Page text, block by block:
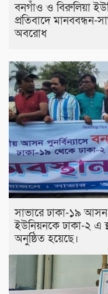
বনগাঁও ও বিরুলিয়া
প্রতিবাদে মানববন্ধন-
অবরোধ
সাভারে ঢাকা-১৯
ইউনিয়নকে ঢাকা-২ এ
অনুষ্ঠিত হয়েছে।